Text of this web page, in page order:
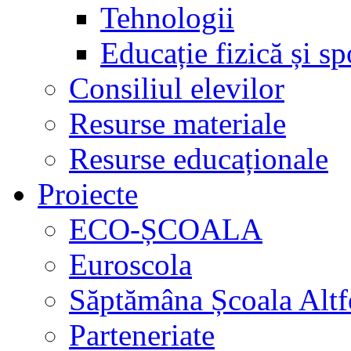
Tehnologii
Educație fizică și
Consiliul elevilor
Resurse materiale
Resurse educaționale
Proiecte
ECO-ȘCOALA
Euroscola
Săptămâna Școala
Parteneriate